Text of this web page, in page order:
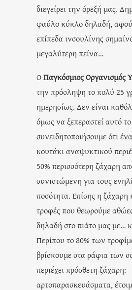
διεγείρει την όρεξή μας.
φαύλο κύκλο δηλαδή,
επίπεδα ινσουλίνης
μεγαλύτερη πείνα…
OΠαγκόσμιος Οργανισμός
την πρόσληψη το πολύ 25
ημερησίως. Δεν είναι
όμως να ξεπεραστεί αυτό
συνειδητοποιήσουμε ότι
κουτάκι αναψυκτικού
50% περισσότερη ζάχαρη
συνιστώμενη για τους
ποσότητα. Επίσης η ζάχαρη
τροφές που θεωρούμε
δηλαδή στο πιάτο μας με…
Περίπου το 80% των
βρίσκουμε στα ράφια των
περιέχει πρόσθετη ζάχαρη:
αρτοπαρασκευάσματα,